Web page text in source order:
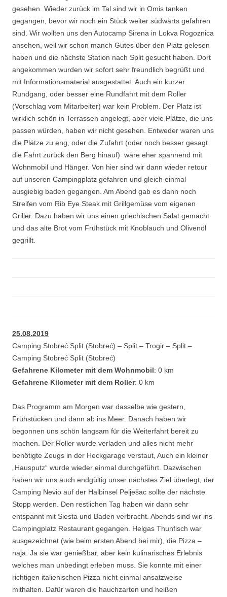
gesehen. Wieder zurück im Tal sind wir in Omis tanken
gegangen, bevor wir noch ein Stück weiter südwärts gefahren
sind. Wir wollten uns den Autocamp Sirena in Lokva Rogoznica
ansehen, weil wir schon manch Gutes über den Platz gelesen
haben und die nächste Station nach Split gesucht haben. Dort
angekommen wurden wir sofort sehr freundlich begrüßt und
mit Informationsmaterial ausgestattet. Auch ein kurzer
Rundgang, oder besser eine Rundfahrt mit dem Roller
(Vorschlag vom Mitarbeiter) war kein Problem. Der Platz ist
wirklich schön in Terrassen angelegt, aber viele Plätze, die uns
passen würden, haben wir nicht gesehen. Entweder waren uns
die Plätze zu eng, oder die Zufahrt (oder noch besser gesagt
die Fahrt zurück den Berg hinauf) wäre eher spannend mit
Wohnmobil und Hänger. Von hier sind wir dann wieder retour
auf unseren Campingplatz gefahren und gleich einmal
ausgiebig baden gegangen. Am Abend gab es dann noch
Streifen vom Rib Eye Steak mit Grillgemüse vom eigenen
Griller. Dazu haben wir uns einen griechischen Salat gemacht
und das alte Brot vom Frühstück mit Knoblauch und Olivenöl
gegrillt.
25.08.2019
Camping Stobreć Split (Stobreć) – Split – Trogir – Split –
Camping Stobreć Split (Stobreć)
Gefahrene Kilometer mit dem Wohnmobil: 0 km
Gefahrene Kilometer mit dem Roller: 0 km
Das Programm am Morgen war dasselbe wie gestern,
Frühstücken und dann ab ins Meer. Danach haben wir
begonnen uns schön langsam für die Weiterfahrt bereit zu
machen. Der Roller wurde verladen und alles nicht mehr
benötigte Zeugs in der Heckgarage verstaut, Auch ein kleiner
„Hausputz“ wurde wieder einmal durchgeführt. Dazwischen
haben wir uns auch endgültig unser nächstes Ziel überlegt, der
Camping Nevio auf der Halbinsel Pelješac sollte der nächste
Stopp werden. Den restlichen Tag haben wir dann sehr
entspannt mit Siesta und Baden verbracht. Abends sind wir ins
Campingplatz Restaurant gegangen. Helgas Thunfisch war
ausgezeichnet (wie beim ersten Abend bei mir), die Pizza –
naja. Ja sie war genießbar, aber kein kulinarisches Erlebnis
welches man unbedingt erleben muss. Sie konnte mit einer
richtigen italienischen Pizza nicht einmal ansatzweise
mithalten. Dafür waren die hauchzarten und heißen